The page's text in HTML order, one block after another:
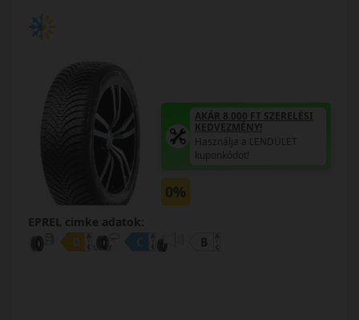
AKÁR 8.000 FT SZERELÉSI
KEDVEZMÉNY!
Használja a LENDÜLET
kuponkódot!
0%
EPREL cimke adatok: